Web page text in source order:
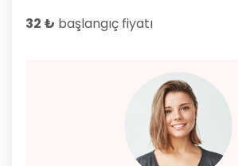
32 ₺ başlangıç fiyatı